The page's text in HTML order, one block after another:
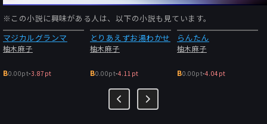
※この小説に興味がある人は、以下の小説も見ています。
マジカルグランマ
柚木麻子
B0.00pt-3.87pt
とりあえずお湯わかせ
柚木麻子
B0.00pt-4.11pt
らんたん
柚木麻子
B0.00pt-4.04pt